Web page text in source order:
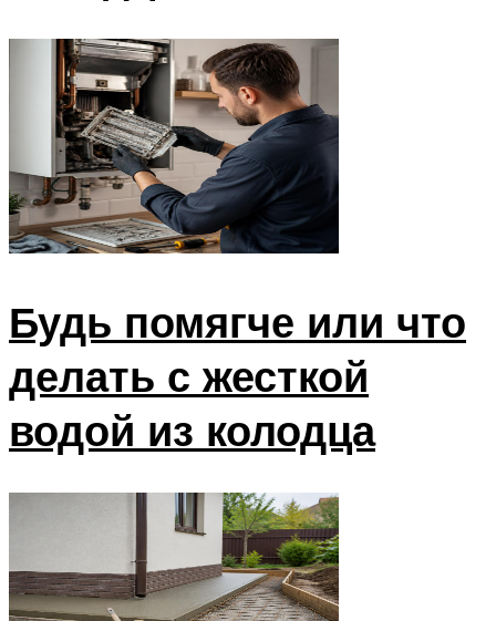
Будь помягче или что
делать с жесткой
водой из колодца